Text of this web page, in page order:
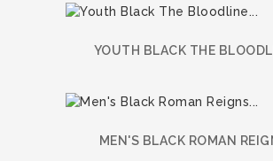
YOUTH BLACK THE
MEN'S BLACK ROMAN